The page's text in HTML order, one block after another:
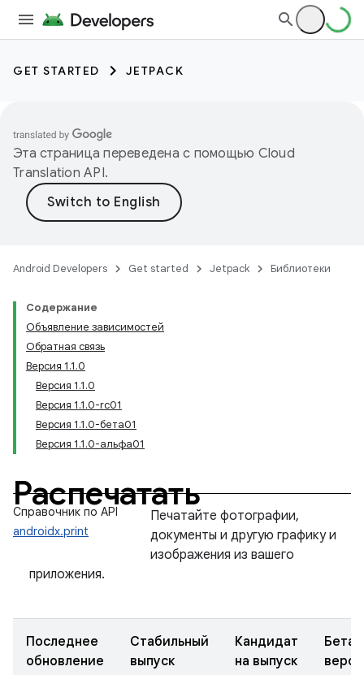
GET STARTED JETPACK
Эта страница переведена с помощью Cloud
Translation API.
Android Developers Get started Jetpack Библиотеки
Содержание
Объявление зависимостей
Обратная связь
Версия 1.1.0
Версия 1.1.0
Версия 1.1.0-rc01
Версия 1.1.0-бета01
Версия 1.1.0-альфа01
Распечатать
Справочник по API
androidx.print
Печатайте фотографии,
документы и другую графику и
изображения из вашего
приложения.
Последнее
обновление
Стабильный
выпуск
Кандидат
на выпуск
Бета-